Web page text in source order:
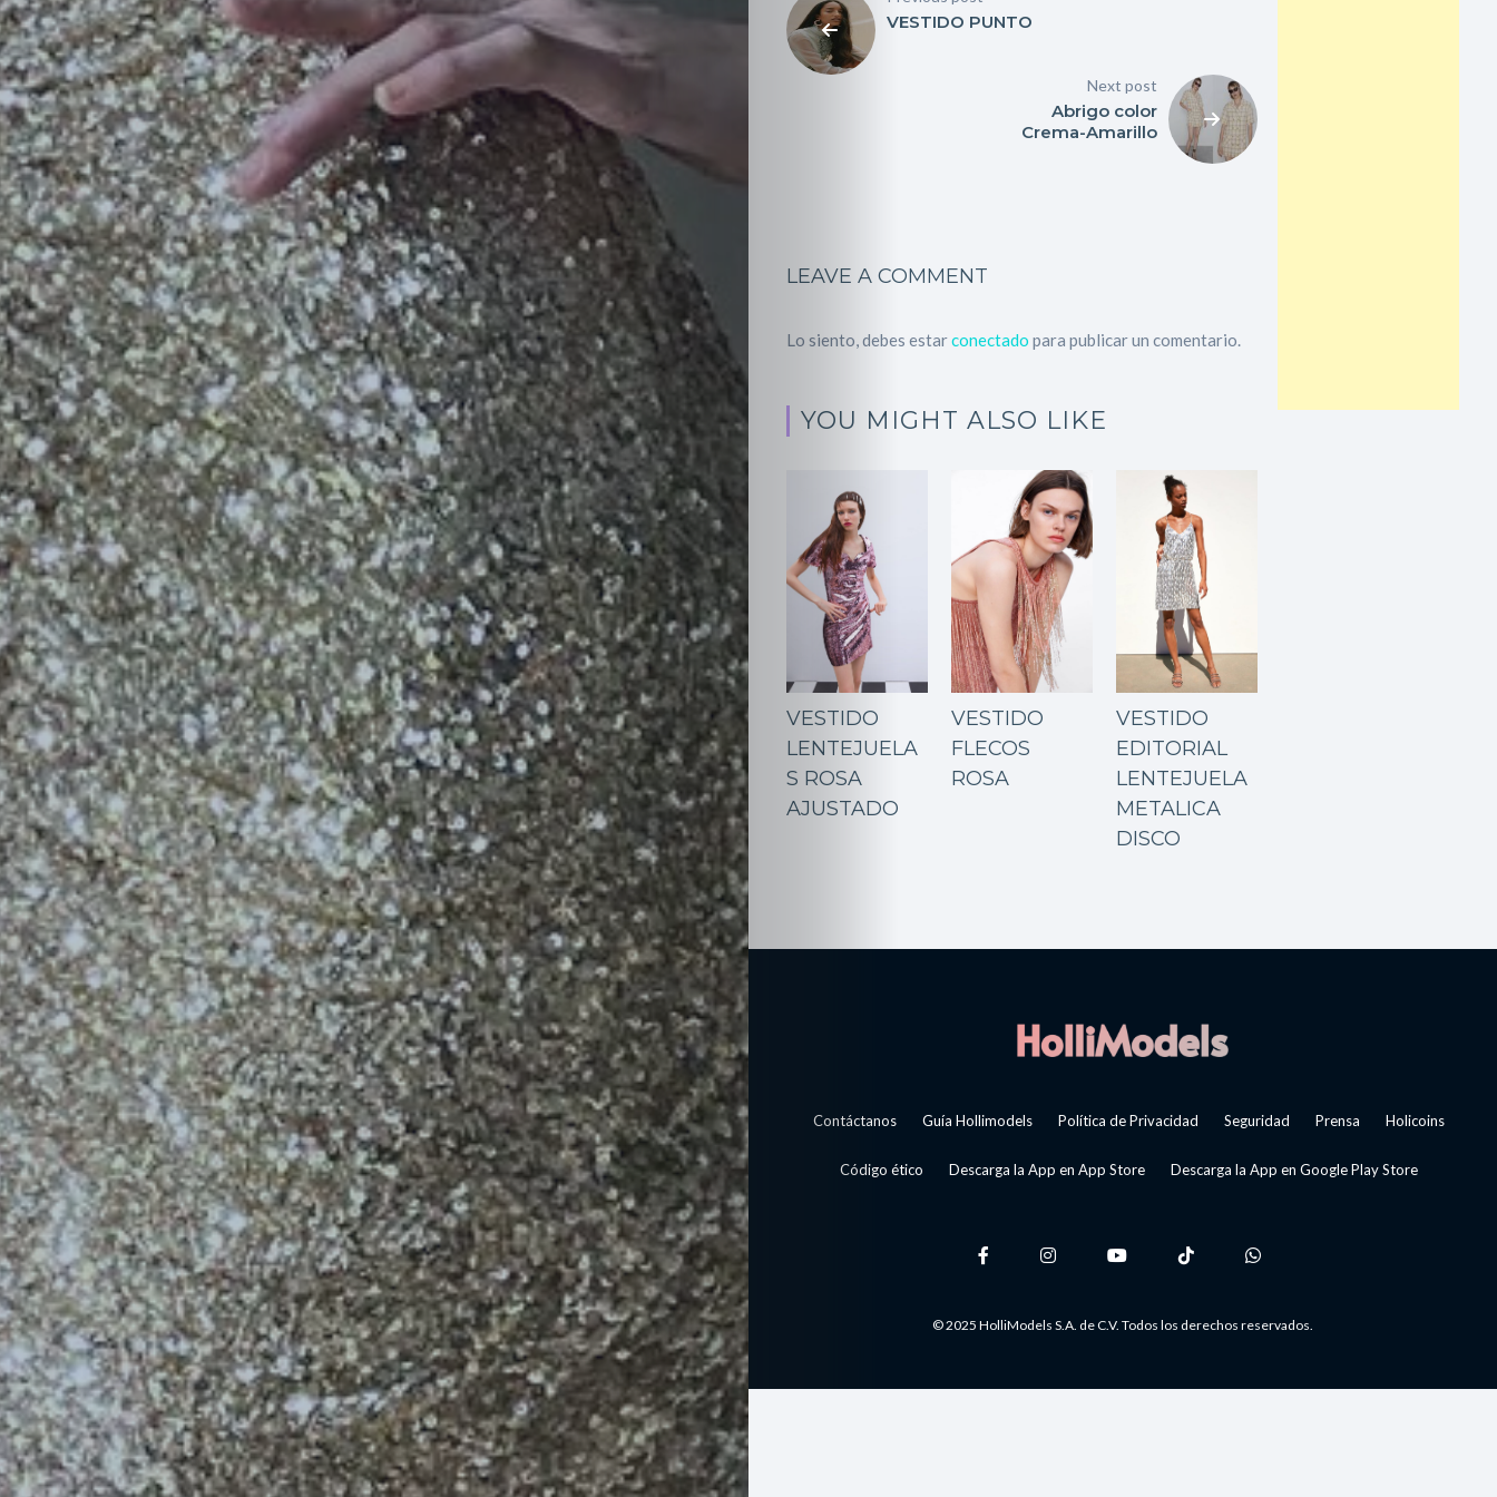
Portadas
de
Cursos
para
Modelo
Guía
Contacto
Search
VESTIDO PUNTO
Next post
Abrigo color
Crema-Amarillo
LEAVE A COMMENT
Lo siento, debes estarconectado para publicar un comentario.
YOU MIGHT ALSO LIKE
VESTIDO
LENTEJUELA
S ROSA
AJUSTADO
VESTIDO
FLECOS
ROSA
VESTIDO
EDITORIAL
LENTEJUELA
METALICA
DISCO
Contáctanos Guía Hollimodels Política de Privacidad Seguridad Prensa Holicoins
Código ético Descarga la App en App Store Descarga la App en Google Play Store
© 2025 HolliModels S.A. de C.V. Todos los derechos reservados.
Inicio
Muro
Eventos